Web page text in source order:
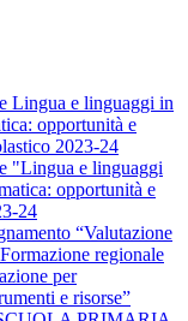
Lingua e linguaggi in
opportunità e
2023-24
"Lingua e linguaggi
opportunità e
24
“Valutazione
regionale
per
e risorse”